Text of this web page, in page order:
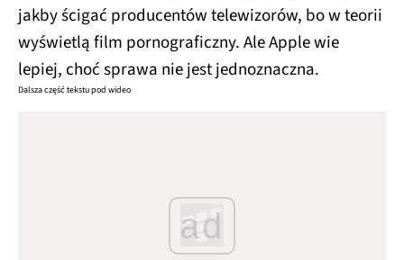
jakby ścigać producentów telewizorów, bo w teorii
wyświetlą film pornograficzny. Ale Apple wie
lepiej, choć sprawa nie jest jednoznaczna.
Dalsza część tekstu pod wideo
ad